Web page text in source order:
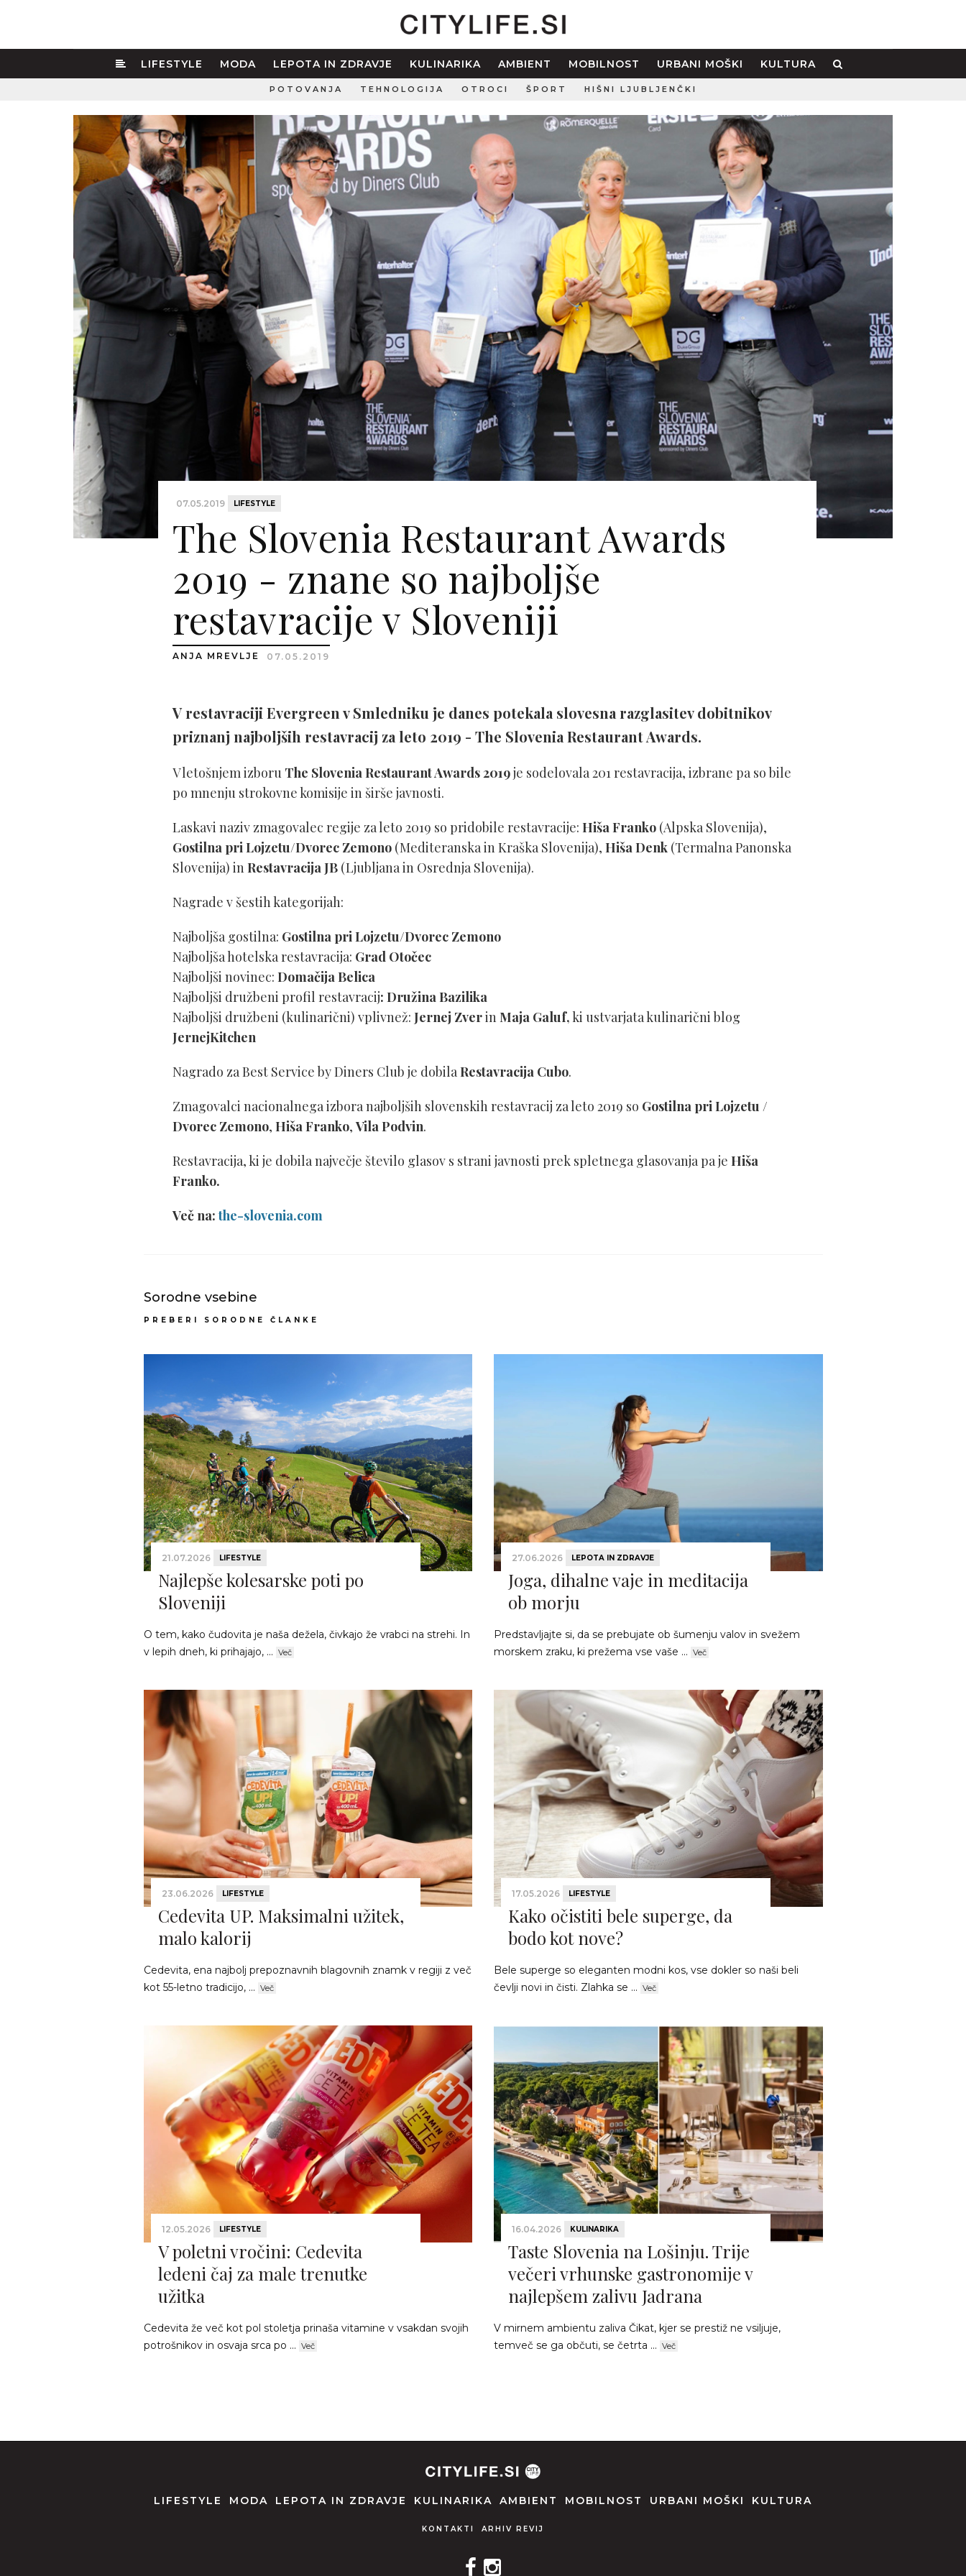
LIFESTYLE MODA LEPOTA IN ZDRAVJE KULINARIKA AMBIENT MOBILNOST URBANI MOŠKI KULTURA
POTOVANJA TEHNOLOGIJA OTROCI ŠPORT HIŠNI LJUBLJENČKI
07.05.2019 LIFESTYLE
The Slovenia Restaurant Awards
2019 - znane so najboljše
restavracije v Sloveniji
ANJA MREVLJE 07.05.2019
V restavraciji Evergreen v Smledniku je danes potekala slovesna razglasitev dobitnikov
priznanj najboljših restavracij za leto 2019 - The Slovenia Restaurant Awards.
V letošnjem izboru The Slovenia Restaurant Awards 2019je sodelovala 201 restavracija, izbrane pa so bile
po mnenju strokovne komisije in širše javnosti.
Laskavi naziv zmagovalec regije za leto 2019 so pridobile restavracije: Hiša Franko(Alpska Slovenija),
Gostilna pri Lojzetu/Dvorec Zemono(Mediteranska in Kraška Slovenija), Hiša Denk(Termalna Panonska
Slovenija) inRestavracija JB(Ljubljana in Osrednja Slovenija).
Nagrade v šestih kategorijah:
Najboljša gostilna: Gostilna pri Lojzetu/Dvorec Zemono
Najboljša hotelska restavracija: Grad Otočec
Najboljši novinec: Domačija Belica
Najboljši družbeni profil restavracij: Družina Bazilika
Najboljši družbeni (kulinarični) vplivnež: Jernej Zverin Maja Galuf,ki ustvarjata kulinarični blog
JernejKitchen
Nagrado za Best Service by Diners Club je dobilaRestavracija Cubo.
Zmagovalci nacionalnega izbora najboljših slovenskih restavracij za leto 2019 so Gostilna pri Lojzetu /
Dvorec Zemono, Hiša Franko,Vila Podvin.
Restavracija, ki je dobila največje število glasov s strani javnosti prek spletnega glasovanja pa je Hiša
Franko.
Več na:the-slovenia.com
Sorodne vsebine
PREBERI SORODNE ČLANKE
21.07.2026 LIFESTYLE
Najlepše kolesarske poti po
Sloveniji
O tem, kako čudovita je naša dežela, čivkajo že vrabci na strehi. In
v lepih dneh, ki prihajajo, ... Več
27.06.2026 LEPOTA IN ZDRAVJE
Joga, dihalne vaje in meditacija
ob morju
Predstavljajte si, da se prebujate ob šumenju valov in svežem
morskem zraku, ki prežema vse vaše ... Več
23.06.2026 LIFESTYLE
Cedevita UP. Maksimalni užitek,
malo kalorij
Cedevita, ena najbolj prepoznavnih blagovnih znamk v regiji z več
kot 55-letno tradicijo, ... Več
17.05.2026 LIFESTYLE
Kako očistiti bele superge, da
bodo kot nove?
Bele superge so eleganten modni kos, vse dokler so naši beli
čevlji novi in čisti. Zlahka se ... Več
12.05.2026 LIFESTYLE
V poletni vročini: Cedevita
ledeni čaj za male trenutke
užitka
Cedevita že več kot pol stoletja prinaša vitamine v vsakdan svojih
potrošnikov in osvaja srca po ... Več
16.04.2026 KULINARIKA
Taste Slovenia na Lošinju. Trije
večeri vrhunske gastronomije v
najlepšem zalivu Jadrana
V mirnem ambientu zaliva Čikat, kjer se prestiž ne vsiljuje,
temveč se ga občuti, se četrta ... Več
LIFESTYLE MODA LEPOTA IN ZDRAVJE KULINARIKA AMBIENT MOBILNOST URBANI MOŠKI KULTURA
KONTAKTI ARHIV REVIJ